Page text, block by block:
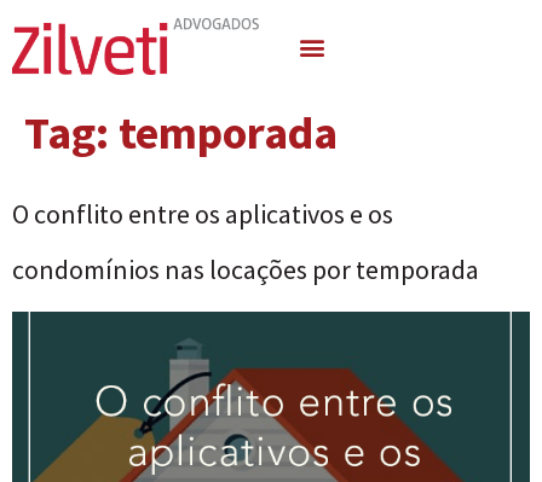
Tag: temporada
O conflito entre os aplicativos e os
condomínios nas locações por temporada